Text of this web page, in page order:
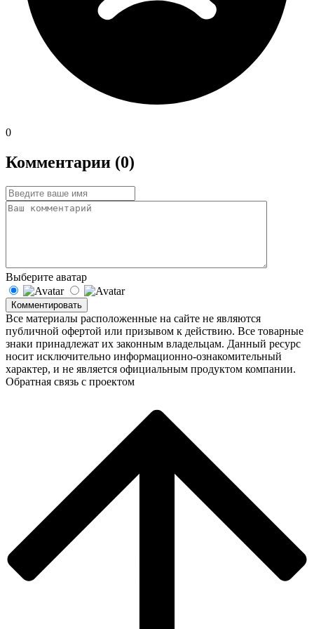
0
Комментарии (0)
Выберите аватар
Комментировать
Все материалы расположенные на сайте не являются
публичной офертой или призывом к действию. Все товарные
знаки принадлежат их законным владельцам. Данный ресурс
носит исключительно информационно-ознакомительный
характер, и не является официальным продуктом компании.
Обратная связь с проектом